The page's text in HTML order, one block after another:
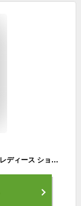
[アーチコンタクト] 2way プレミアム レインブーツ レディース ショート 防水 歩きやすい ローヒール ぺたんこ 履きやすい 防寒 雪 靴 滑らない 長靴 3678 LL（24.5-25.0cm） ロースト珈琲